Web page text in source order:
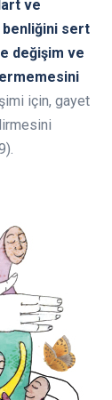
ve
sert
değişim ve
için, gayet